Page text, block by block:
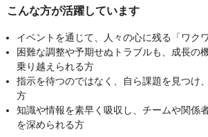
こんな方が活躍しています
イベントを通じて、人々の心に残る「ワク
困難な調整や予期せぬトラブルも、成長の
乗り越えられる方
指示を待つのではなく、自ら課題を見つけ
方
知識や情報を素早く吸収し、チームや関係
を深められる方